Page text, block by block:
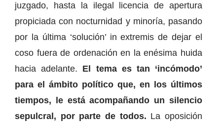
juzgado, hasta la ilegal licencia de apertura
propiciada con nocturnidad y minoría, pasando
por la última ‘solución’ in extremis de dejar el
coso fuera de ordenación en la enésima huida
hacia adelante. El tema es tan ‘incómodo’
para el ámbito político que, en los últimos
tiempos, le está acompañando un silencio
sepulcral, por parte de todos. La oposición